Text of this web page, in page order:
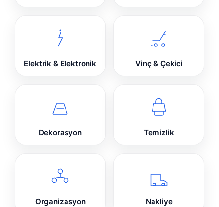
Elektrik & Elektronik Vinç & Çekici
Dekorasyon Temizlik
Organizasyon Nakliye